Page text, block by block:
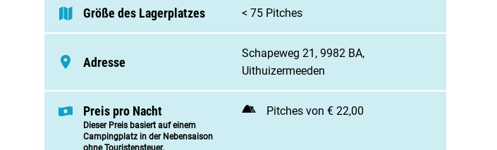
Meinen Campingplatz anmelden
Zusammenarbeit / Werbung
Größe des Lagerplatzes < 75 Pitches
Adresse
Schapeweg 21, 9982 BA,
Uithuizermeeden
Preis pro Nacht
Dieser Preis basiert auf einem
Campingplatz in der Nebensaison
Pitches von € 22,00